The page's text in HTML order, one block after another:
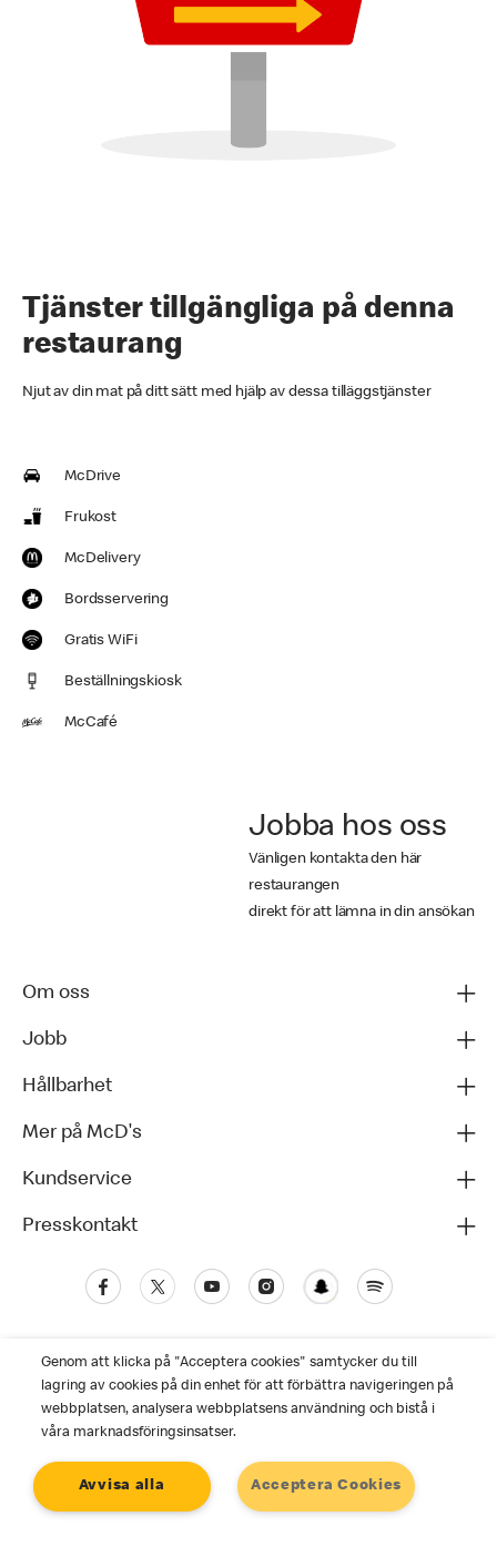
Tjänster tillgängliga på denna
restaurang
Njut av din mat på ditt sätt med hjälp av dessa tilläggstjänster
McDrive
Frukost
McDelivery
Bordsservering
Gratis WiFi
Beställningskiosk
McCafé
Jobba hos oss
Vänligen kontakta den här
restaurangen
direkt för att lämna in din ansökan
Om oss
Jobb
Hållbarhet
Mer på McD's
Kundservice
Presskontakt
Kundservice
Personuppgiftspolicy Cookies Användarvillkor
Genom att klicka på "Acceptera cookies" samtycker du till
lagring av cookies på din enhet för att förbättra navigeringen på
webbplatsen, analysera webbplatsens användning och bistå i
våra marknadsföringsinsatser.
Acceptera Cookies
Avvisa alla